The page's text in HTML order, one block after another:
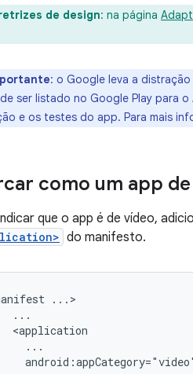
de design: na página
: o Google leva a
ser listado no Google Play para
e os testes do app. Para mais
como um app
que o app é de vídeo,
do manifesto.